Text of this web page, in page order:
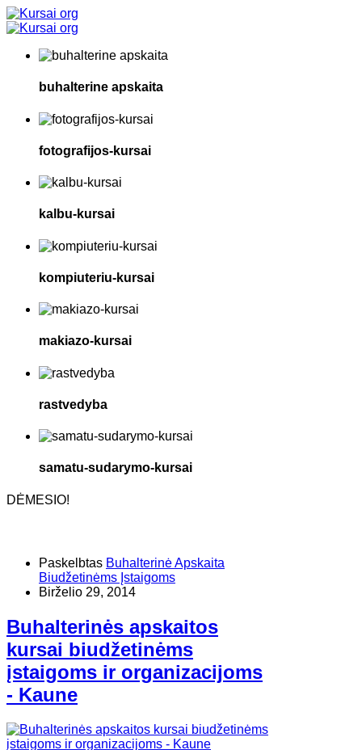
buhalterine apskaita
fotografijos-kursai
kalbu-kursai
kompiuteriu-kursai
makiazo-kursai
rastvedyba
samatu-sudarymo-kursai
DĖMESIO!
Paskelbtas Buhalterinė Apskaita
Biudžetinėms Įstaigoms
Birželio 29, 2014
Buhalterinės apskaitos
kursai biudžetinėms
įstaigoms ir organizacijoms
- Kaune